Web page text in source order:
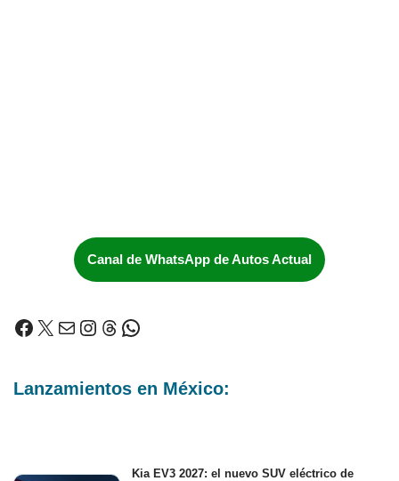
Canal de WhatsApp de Autos Actual
Lanzamientos en México:
Kia EV3 2027: el nuevo SUV eléctrico de